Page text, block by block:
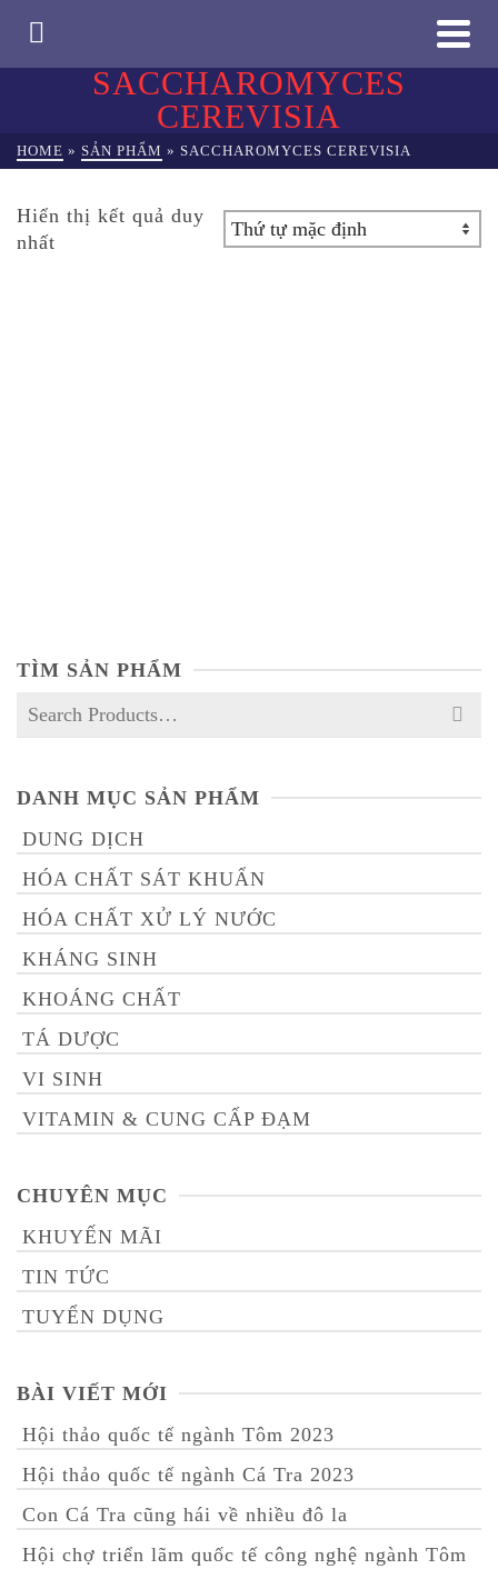
SACCHAROMYCES
CEREVISIA
HOME » SẢN PHẨM » SACCHAROMYCES CEREVISIA
Hiển thị kết quả duy
nhất
TÌM SẢN PHẨM
Search
DANH MỤC SẢN PHẨM
DUNG DỊCH
HÓA CHẤT SÁT KHUẨN
HÓA CHẤT XỬ LÝ NƯỚC
KHÁNG SINH
KHOÁNG CHẤT
TÁ DƯỢC
VI SINH
VITAMIN & CUNG CẤP ĐẠM
CHUYÊN MỤC
KHUYẾN MÃI
TIN TỨC
TUYỂN DỤNG
BÀI VIẾT MỚI
Hội thảo quốc tế ngành Tôm 2023
Hội thảo quốc tế ngành Cá Tra 2023
Con Cá Tra cũng hái về nhiều đô la
Hội chợ triển lãm quốc tế công nghệ ngành Tôm